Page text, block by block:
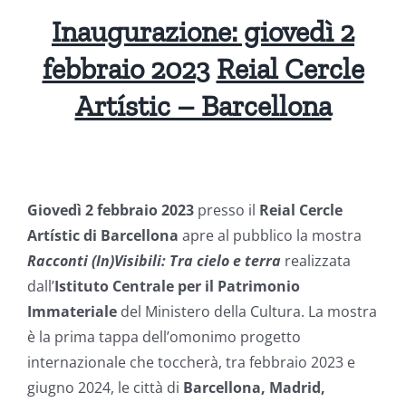
Inaugurazione: giovedì 2
febbraio 2023 Reial Cercle
Artístic – Barcellona
Giovedì 2 febbraio 2023 presso il Reial Cercle
Artístic di Barcellona apre al pubblico la mostra
Racconti (In)Visibili: Tra cielo e terra realizzata
dall’Istituto Centrale per il Patrimonio
Immateriale del Ministero della Cultura. La mostra
è la prima tappa dell’omonimo progetto
internazionale che toccherà, tra febbraio 2023 e
giugno 2024, le città di Barcellona, Madrid,